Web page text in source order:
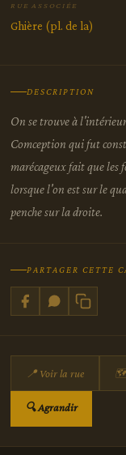
RUE ASSOCIÉE
Ghière (pl. de la)
DESCRIPTION
On se trouve à
Comception qui fut
marécageux fait que les
lorsque l'on est sur le
penche sur la droite.
PARTAGER CETTE
📍 Voir la rue 🗺
🔍 Agrandir